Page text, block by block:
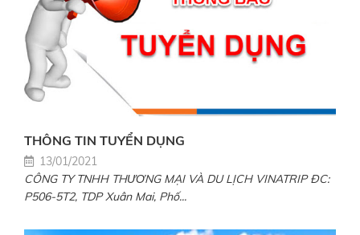
THÔNG TIN TUYỂN DỤNG
CÔNG TY TNHH THƯƠNG MẠI VÀ DU LỊCH VINATRIP ĐC:
P506-5T2, TDP Xuân Mai, Phố...
13/01/2021